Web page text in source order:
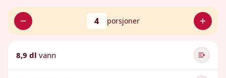
4 porsjoner
8,9 dl vann